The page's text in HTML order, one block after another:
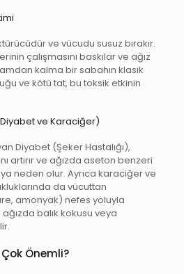
ve vücudu susuz bırakır.
çalışmasını baskılar ve ağız
kalma bir sabahın klasik
ve kötü tat, bu toksik etkinin
ve Karaciğer)
Diyabet (Şeker Hastalığı),
artırır ve ağızda aseton benzeri
neden olur. Ayrıca karaciğer ve
da vücuttan
amonyak) nefes yoluyla
ağızda balık kokusu veya
Önemli?